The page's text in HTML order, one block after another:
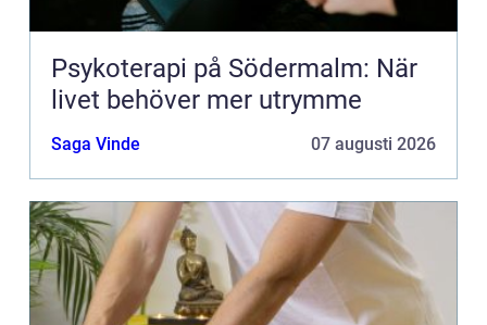
Psykoterapi på Södermalm: När
livet behöver mer utrymme
Saga Vinde 07 augusti 2026